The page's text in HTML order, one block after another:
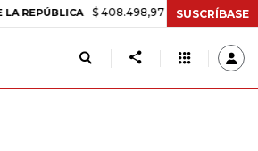
$ 408.498,97 +$ 8.753,81 +2,19%
SUSCRÍBASE